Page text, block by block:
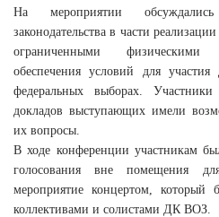
На мероприятии
законодательства в части
ограниченными
обеспечения условий для
федеральных выборах.
докладов выступающих имели
их вопросы.
В ходе конференции участникам
голосования вне помещения
мероприятие концертом, который
коллективами и солистами ДК ВОЗ.